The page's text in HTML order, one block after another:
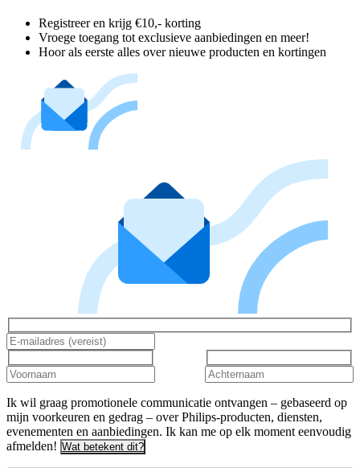
Registreer en krijg €10,- korting
Vroege toegang tot exclusieve aanbiedingen en meer!
Hoor als eerste alles over nieuwe producten en kortingen
Ik wil graag promotionele communicatie ontvangen – gebaseerd op
mijn voorkeuren en gedrag – over Philips-producten, diensten,
evenementen en aanbiedingen. Ik kan me op elk moment eenvoudig
afmelden! Wat betekent dit?